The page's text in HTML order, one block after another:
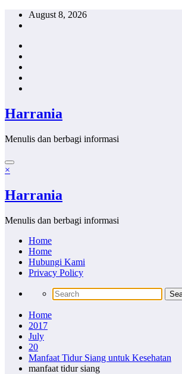
Skip
August 8, 2026
Harrania
Menulis dan berbagi informasi
×
Harrania
Menulis dan berbagi informasi
Home
Home
Hubungi Kami
Privacy Policy
Home
2017
July
20
Manfaat Tidur Siang untuk Kesehatan
manfaat tidur siang